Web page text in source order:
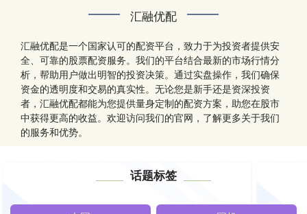
汇融优配
汇融优配是一个国家认可的配资平台，致力于为投资者提供安
全、可靠的股票配资服务。我们的平台结合最新的市场行情分
析，帮助用户做出明智的投资决策。通过实盘操作，我们确保
资金的透明度和交易的真实性。无论您是新手还是资深投资
者，汇融优配都能为您提供量身定制的配资方案，助您在股市
中获得更高的收益。欢迎访问我们的官网，了解更多关于我们
的服务和优势。
话题标签